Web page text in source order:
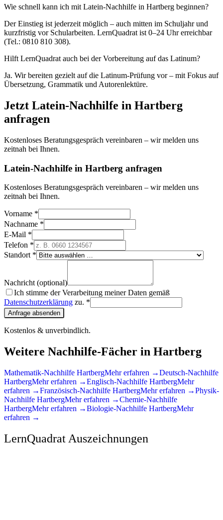
Wie schnell kann ich mit Latein-Nachhilfe in Hartberg beginnen?
Der Einstieg ist jederzeit möglich – auch mitten im Schuljahr und
kurzfristig vor Schularbeiten. LernQuadrat ist 0–24 Uhr erreichbar
(Tel.: 0810 810 308).
Hilft LernQuadrat auch bei der Vorbereitung auf das Latinum?
Ja. Wir bereiten gezielt auf die Latinum-Prüfung vor – mit Fokus auf
Übersetzung, Grammatik und Autorenlektüre.
Jetzt Latein-Nachhilfe in Hartberg
anfragen
Kostenloses Beratungsgespräch vereinbaren – wir melden uns
zeitnah bei Ihnen.
Latein-Nachhilfe in Hartberg anfragen
Kostenloses Beratungsgespräch vereinbaren – wir melden uns
zeitnah bei Ihnen.
Vorname *
Nachname *
E-Mail *
Telefon *
Standort *
Nachricht (optional)
Ich stimme der Verarbeitung meiner Daten gemäß
Datenschutzerklärung zu. *
Anfrage absenden
Kostenlos & unverbindlich.
Weitere Nachhilfe-Fächer in Hartberg
Mathematik-Nachhilfe HartbergMehr erfahren →Deutsch-Nachhilfe
HartbergMehr erfahren →Englisch-Nachhilfe HartbergMehr
erfahren →Französisch-Nachhilfe HartbergMehr erfahren →Physik-
Nachhilfe HartbergMehr erfahren →Chemie-Nachhilfe
HartbergMehr erfahren →Biologie-Nachhilfe HartbergMehr
erfahren →
LernQuadrat Auszeichnungen